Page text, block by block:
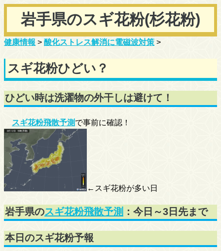
岩手県のスギ花粉(杉花粉)
健康情報 > 酸化ストレス解消に電磁波対策 >
スギ花粉ひどい？
ひどい時は洗濯物の外干しは避けて！
スギ花粉飛散予測 で事前に確認！
←スギ花粉が多い日
岩手県のスギ花粉飛散予測 ：今日～3日先まで
本日のスギ花粉予報